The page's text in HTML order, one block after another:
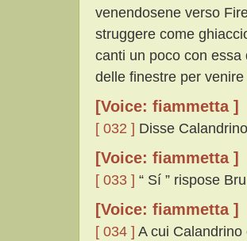
venendosene verso
struggere come
canti un poco con
delle finestre per venire
[Voice: fiammetta ]
[ 032 ] Disse
[Voice: fiammetta ]
[ 033 ] “ Sí ” rispose
[Voice: fiammetta ]
[ 034 ] A cui